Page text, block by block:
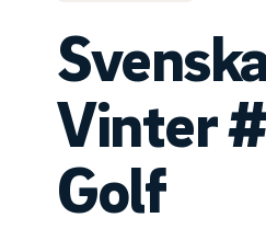
Vinter
Golf